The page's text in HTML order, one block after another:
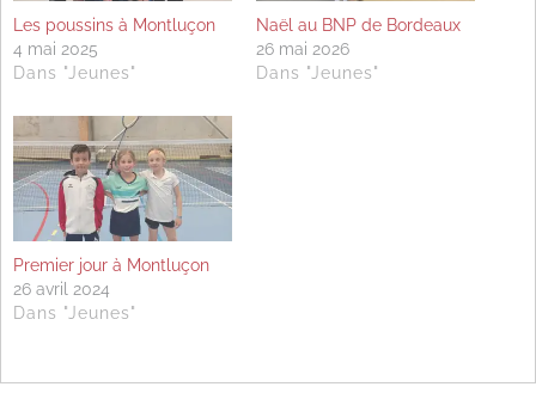
Les poussins à Montluçon
4 mai 2025
Dans "Jeunes"
Naël au BNP de Bordeaux
26 mai 2026
Dans "Jeunes"
Premier jour à Montluçon
26 avril 2024
Dans "Jeunes"